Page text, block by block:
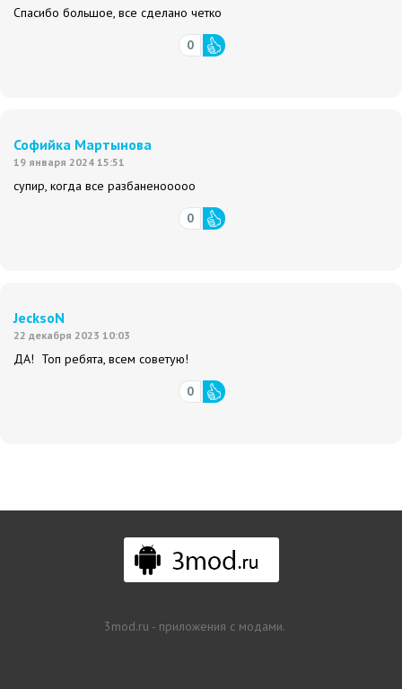
Спасибо большое, все сделано четко
0
Софийка Мартынова
19 января 2024 15:51
супир, когда все разбаненооооо
0
JecksoN
22 декабря 2023 10:03
ДА! Топ ребята, всем советую!
0
3mod.ru - приложения с модами.